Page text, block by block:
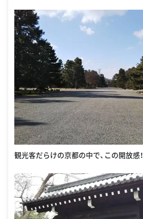
観光客だらけの京都の中で、この開放感！